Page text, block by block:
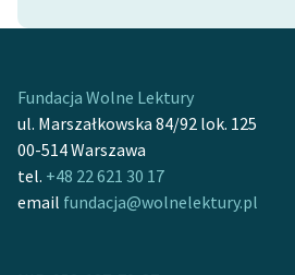
Ręce pełne poezji
twórców przechodzących
do domeny publicznej,
lektur szkolnych oraz
Starego Testamentu
Fundacja Wolne Lektury
ul. Marszałkowska 84/92 lok. 125
00-514 Warszawa
tel. +48 22 621 30 17
email fundacja@wolnelektury.pl